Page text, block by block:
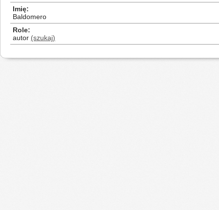
Imię
Baldomero
Role
autor (szukaj)